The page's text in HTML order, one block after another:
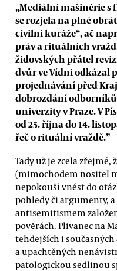
„Mediální mašinérie s
se rozjela na plné
civilní kuráže“, ač
práv a rituálních
židovských přátel
dvůr ve Vídni odkázal
projednávání před
dobrozdání
univerzity v Praze. V
od 25. října do 14.
řeč o rituální vraždě.”
Tady už je zcela
(mimochodem nositel
nepokouší vnést do
pohledy či argumenty,
antisemitismem
pověrách. Plivanec na
tehdejších i
a upachtěných
patologickou sedlinou